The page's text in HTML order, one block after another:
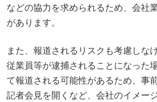
などの協力を求められるため、会社
があります。
また、報道されるリスクも考慮しな
従業員等が逮捕されることになった
て報道される可能性があるため、事
記者会見を開くなど、会社のイメー